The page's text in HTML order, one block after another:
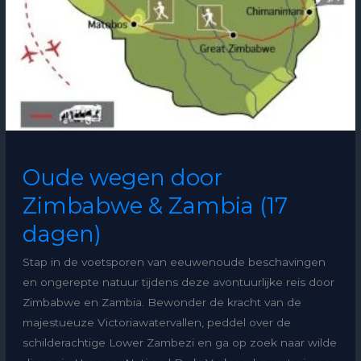
Oude wegen door
Zimbabwe & Zambia (17
dagen)
Stap in de voetsporen van eeuwenoude beschavingen
en ongerepte natuur tijdens deze avontuurlijke reis door
Zimbabwe en Zambia. Bewonder de kracht van de
majestueuze Victoriawatervallen, peddel over de
schilderachtige Lower Zambezi en ga op zoek naar wilde